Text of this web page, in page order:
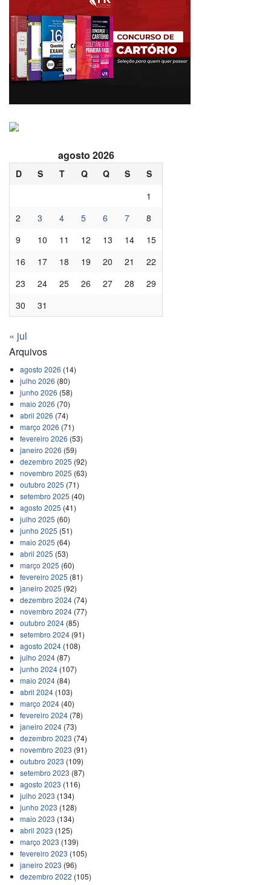
agosto 2026
D S T Q Q S
S
1
2
3 4 5 6 7
8
9
10 11 12 13 14
15
16
17 18 19 20 21
22
23
24 25 26 27 28
29
30
31
« jul
Arquivos
agosto 2026 (14)
julho 2026 (80)
junho 2026 (58)
maio 2026 (70)
abril 2026 (74)
março 2026 (71)
fevereiro 2026 (53)
janeiro 2026 (59)
dezembro 2025 (92)
novembro 2025 (63)
outubro 2025 (71)
setembro 2025 (40)
agosto 2025 (41)
julho 2025 (60)
junho 2025 (51)
maio 2025 (64)
abril 2025 (53)
março 2025 (60)
fevereiro 2025 (81)
janeiro 2025 (92)
dezembro 2024(74)
novembro 2024(77)
outubro 2024(85)
setembro 2024(91)
agosto 2024(108)
julho 2024(87)
junho 2024(107)
maio 2024(84)
abril 2024(103)
março 2024(40)
fevereiro 2024(78)
janeiro 2024(73)
dezembro 2023 (74)
novembro 2023 (91)
outubro 2023 (109)
setembro 2023 (87)
agosto 2023 (116)
julho 2023 (134)
junho 2023 (128)
maio 2023 (134)
abril 2023 (125)
março 2023 (139)
fevereiro 2023 (105)
janeiro 2023 (96)
dezembro 2022 (105)